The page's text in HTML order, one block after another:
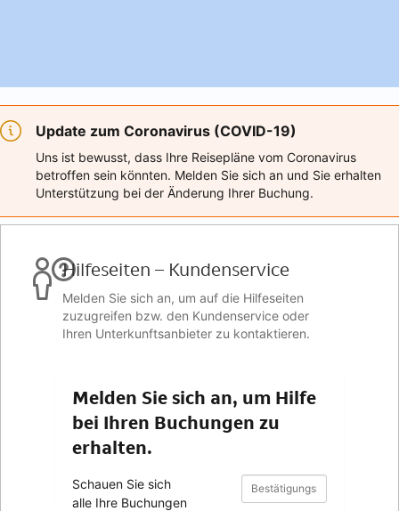
Update zum Coronavirus (COVID-19)
Uns ist bewusst, dass Ihre Reisepläne vom Coronavirus
betroffen sein könnten. Melden Sie sich an und Sie erhalten
Unterstützung bei der Änderung Ihrer Buchung.
Hilfeseiten – Kundenservice
Melden Sie sich an, um auf die Hilfeseiten
zuzugreifen bzw. den Kundenservice oder
Ihren Unterkunftsanbieter zu kontaktieren.
Melden Sie sich an, um Hilfe
bei Ihren Buchungen zu
erhalten.
Schauen Sie sich
alle Ihre Buchungen
Bestätigungsnummer
Bestätigungsnummer